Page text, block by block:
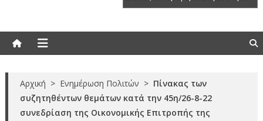
Αρχική > Ενημέρωση Πολιτών > Πίνακας των
συζητηθέντων θεμάτων κατά την 45η/26-8-22
συνεδρίαση της Οικονομικής Επιτροπής της